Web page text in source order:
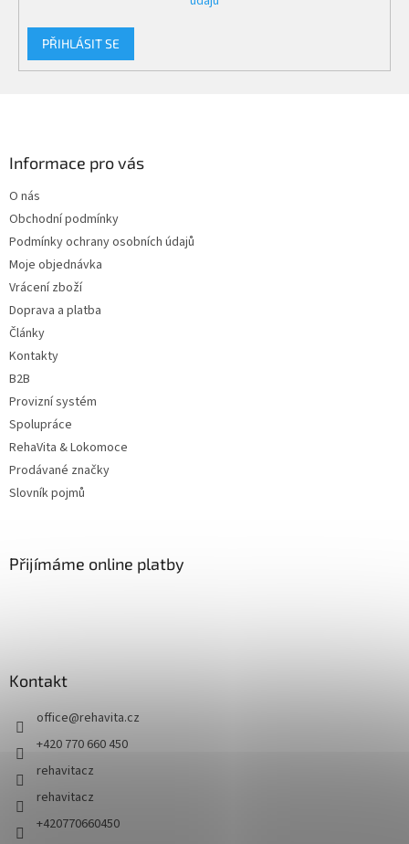
PŘIHLÁSIT SE
Informace pro vás
O nás
Obchodní podmínky
Podmínky ochrany osobních údajů
Moje objednávka
Vrácení zboží
Doprava a platba
Články
Kontakty
B2B
Provizní systém
Spolupráce
RehaVita & Lokomoce
Prodávané značky
Slovník pojmů
Přijímáme online platby
Kontakt
office@rehavita.cz
+420 770 660 450
rehavitacz
rehavitacz
+420770660450